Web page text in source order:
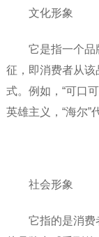
文化形象
它是指一个品
征，即消费者从
式。例如，“可口
英雄主义，“海尔”
社会形象
它指的是消费